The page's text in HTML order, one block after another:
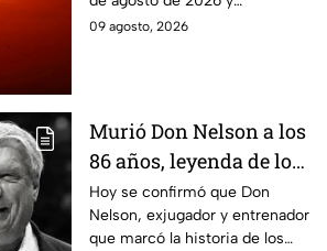
riesgo
condiciones que podrían
09 agosto, 2026
Murió Don Nelson a los
86 años, leyenda de los
Boston Celtics y la NBA
Hoy se confirmó que Don
Nelson, exjugador y entrenador
que marcó la historia de los